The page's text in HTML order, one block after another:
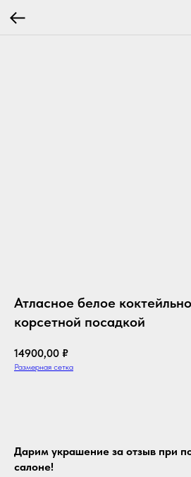
Атласное белое
корсетной посадкой
14900,00 ₽
Размерная сетка
Дарим украшение за отзыв при
салоне!